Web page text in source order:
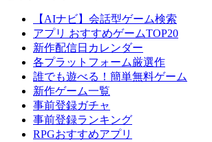
【AIナビ】会話型ゲーム検索
アプリ おすすめゲームTOP20
新作配信日カレンダー
各プラットフォーム厳選作
誰でも遊べる！簡単無料ゲーム
新作ゲーム一覧
事前登録ガチャ
事前登録ランキング
RPGおすすめアプリ